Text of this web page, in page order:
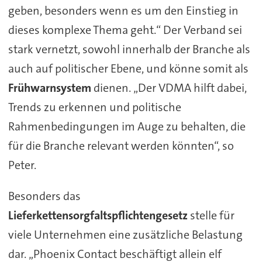
geben, besonders wenn es um den Einstieg in
dieses komplexe Thema geht.“ Der Verband sei
stark vernetzt, sowohl innerhalb der Branche als
auch auf politischer Ebene, und könne somit als
Frühwarnsystem dienen. „Der VDMA hilft dabei,
Trends zu erkennen und politische
Rahmenbedingungen im Auge zu behalten, die
für die Branche relevant werden könnten“, so
Peter.
Besonders das
Lieferkettensorgfaltspflichtengesetz stelle für
viele Unternehmen eine zusätzliche Belastung
dar. „Phoenix Contact beschäftigt allein elf